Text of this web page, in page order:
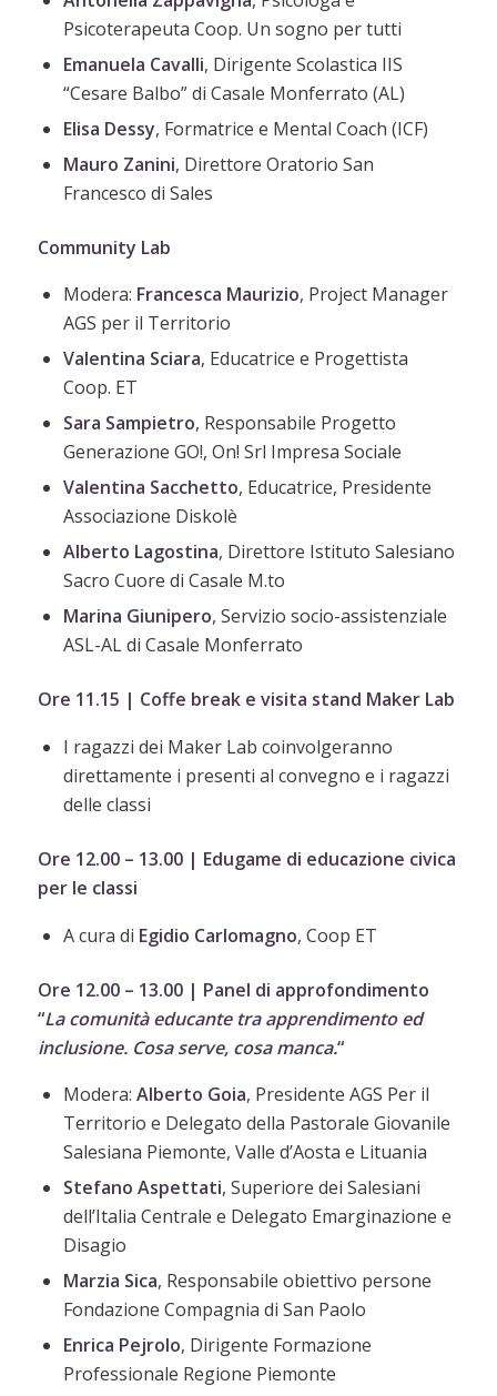
Psicoterapeuta Coop. Un sogno per tutti
Emanuela Cavalli, Dirigente Scolastica IIS
“Cesare Balbo” di Casale Monferrato (AL)
Elisa Dessy, Formatrice e Mental Coach (ICF)
Mauro Zanini, Direttore Oratorio San
Francesco di Sales
Community Lab
Modera: Francesca Maurizio, Project Manager
AGS per il Territorio
Valentina Sciara, Educatrice e Progettista
Coop. ET
Sara Sampietro, Responsabile Progetto
Generazione GO!, On! Srl Impresa Sociale
Valentina Sacchetto, Educatrice, Presidente
Associazione Diskolè
Alberto Lagostina, Direttore Istituto Salesiano
Sacro Cuore di Casale M.to
Marina Giunipero, Servizio socio-assistenziale
ASL-AL di Casale Monferrato
Ore 11.15 | Coffe break e visita stand Maker Lab
I ragazzi dei Maker Lab coinvolgeranno
direttamente i presenti al convegno e i ragazzi
delle classi
Ore 12.00 – 13.00 | Edugame di educazione civica
per le classi
A cura di Egidio Carlomagno, Coop ET
Ore 12.00 – 13.00 | Panel di approfondimento
“La comunità educante tra apprendimento ed
inclusione. Cosa serve, cosa manca.“
Modera: Alberto Goia, Presidente AGS Per il
Territorio e Delegato della Pastorale Giovanile
Salesiana Piemonte, Valle d’Aosta e Lituania
Stefano Aspettati, Superiore dei Salesiani
dell’Italia Centrale e Delegato Emarginazione e
Disagio
Marzia Sica, Responsabile obiettivo persone
Fondazione Compagnia di San Paolo
Enrica Pejrolo, Dirigente Formazione
Professionale Regione Piemonte